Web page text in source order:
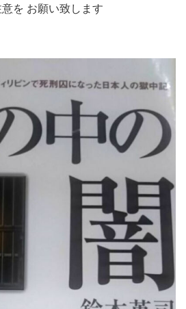
を お願い致します